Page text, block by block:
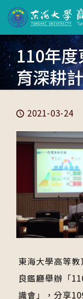
110年
育深耕
2021-03-24
東海大學高等
良鑑廳舉辦「
識會」，分享